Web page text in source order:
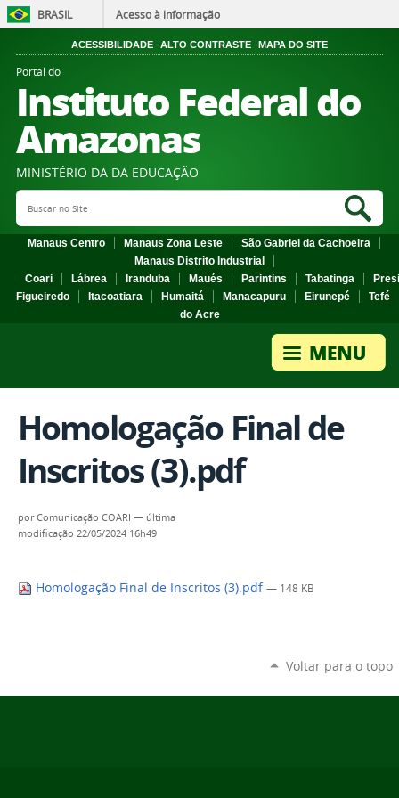
BRASIL Acesso à informação
ACESSIBILIDADE ALTO CONTRASTE MAPA DO SITE
Portal do
Instituto Federal do
Amazonas
MINISTÉRIO DA DA EDUCAÇÃO
Search Site
Manaus Centro Manaus Zona Leste
São Gabriel da Cachoeira
Manaus Distrito Industrial
Coari
Lábrea Iranduba Maués Parintins Tabatinga
Figueiredo
Itacoatiara Humaitá Manacapuru Eirunepé
Tefé
do Acre
Homologação Final de
Inscritos (3).pdf
porComunicação COARI — última
modificação 22/05/2024 16h49
Homologação Final de Inscritos (3).pdf — 148 KB
Voltar para o topo